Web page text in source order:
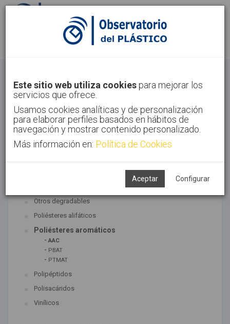
Identifícate Regístrate
Inicio Tecnologías Bioplásticos
Este sitio web utiliza cookies para mejorar los
servicios que ofrece.
Usamos cookies analíticas y de personalización
para elaborar perfiles basados en hábitos de
navegación y mostrar contenido personalizado.
Más información en: Política de Cookies
Aceptar Configurar
TECNOLOGÍAS ASOCIADAS
Otros degradables
Poliésteres alifáticos
Poliésteres aromáticos
- AAC
- PBAT
- PTMAT
Polipéptidos
Polisacáridos
Vinílicos